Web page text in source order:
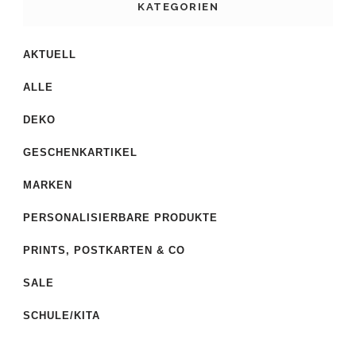
KATEGORIEN
AKTUELL
ALLE
DEKO
GESCHENKARTIKEL
MARKEN
PERSONALISIERBARE PRODUKTE
PRINTS, POSTKARTEN & CO
SALE
SCHULE/KITA